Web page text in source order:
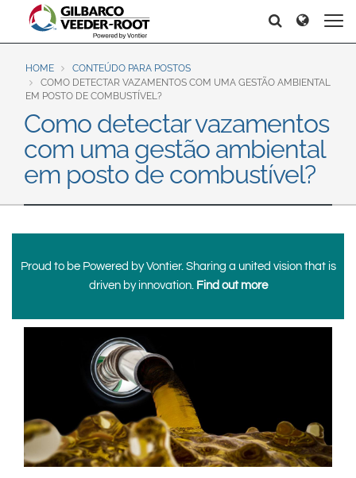
North America
United States
Canada
Español English
Brazil
Mexico
Europe & CIS
English
Dansk
Magyar
Norsk
Română
Pусский
Srpski
Suomi
Middle East and Africa
India
Search
Search Search
HOME
CONTEÚDO PARA POSTOS
COMO DETECTAR VAZAMENTOS COM UMA GESTÃO AMBIENTAL
EM POSTO DE COMBUSTÍVEL?
Como detectar vazamentos
com uma gestão ambiental
em posto de combustível?
Proud to be Powered by Vontier. Sharing a united vision that is
driven by innovation. Find out more